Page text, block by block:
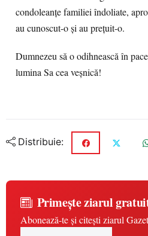
condoleanțe familiei îndoliate,
au cunoscut-o și au prețuit-o.
Dumnezeu să o odihnească în
lumina Sa cea veșnică!
Distribuie:
Primește ziarul
Abonează-te și citești ziarul